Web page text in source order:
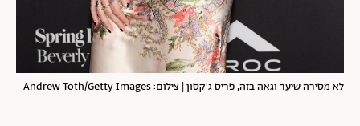
לא מסירה שיער וגאה בזה, פריס ג'קסון | צילום: Andrew Toth/Getty Images